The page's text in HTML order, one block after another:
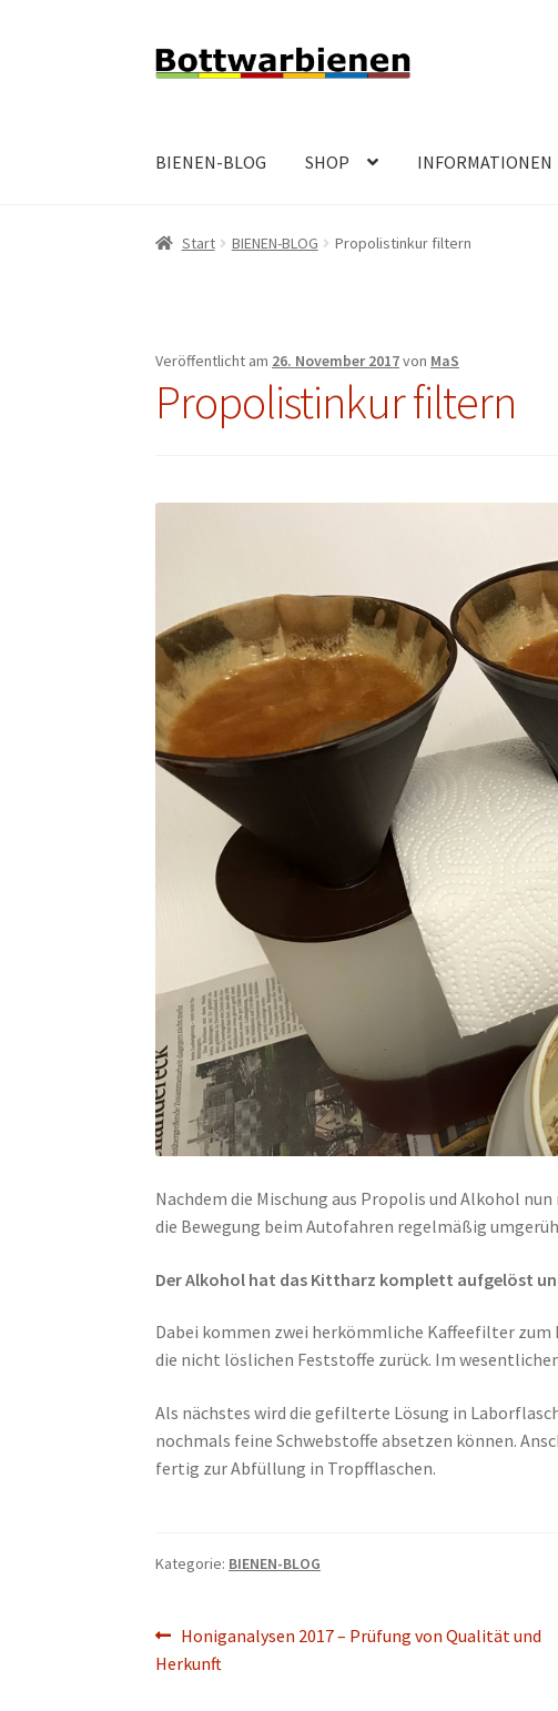
Zur
Navigation
Zum
Inhalt
BIENEN-BLOG SHOP INFORMATIONEN
Start BIENEN-BLOG Propolistinkur filtern
Veröffentlicht am 26. November 2017von MaS
Propolistinkur filtern
Nachdem die Mischung aus Propolis und Alkohol
die Bewegung beim Autofahren regelmäßig
Der Alkohol hat das Kittharz komplett aufgelöst
Dabei kommen zwei herkömmliche Kaffeefilter
die nicht löslichen Feststoffe zurück. Im
Als nächstes wird die gefilterte Lösung in
nochmals feine Schwebstoffe absetzen können.
fertig zur Abfüllung in Tropfflaschen.
Kategorie: BIENEN-BLOG
Beitragsnavigation
Vorheriger
Beitrag:
Honiganalysen 2017 – Prüfung von Qualität und
Herkunft